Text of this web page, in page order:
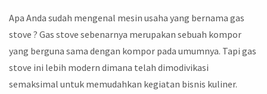
Apa Anda sudah mengenal mesin usaha yang bernama gas
stove ? Gas stove sebenarnya merupakan sebuah kompor
yang berguna sama dengan kompor pada umumnya. Tapi gas
stove ini lebih modern dimana telah dimodivikasi
semaksimal untuk memudahkan kegiatan bisnis kuliner.